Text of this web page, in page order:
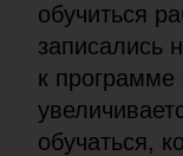
обучиться
записались
к
обучаться,